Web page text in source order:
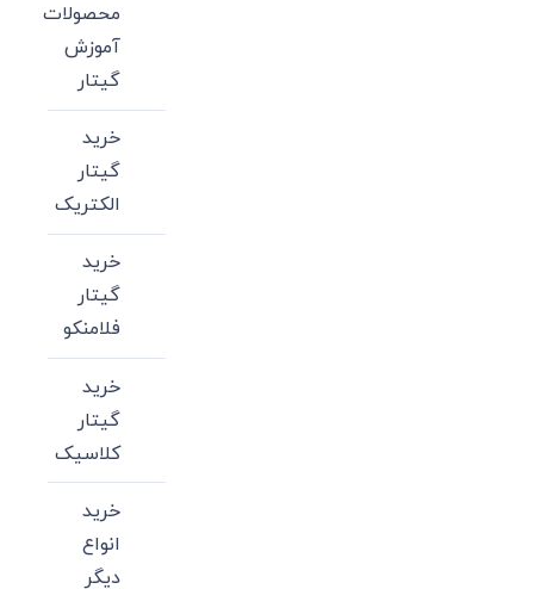
محصولات
آموزش
گیتار
خرید
گیتار
الکتریک
خرید
گیتار
فلامنکو
خرید
گیتار
کلاسیک
خرید
انواع
دیگر